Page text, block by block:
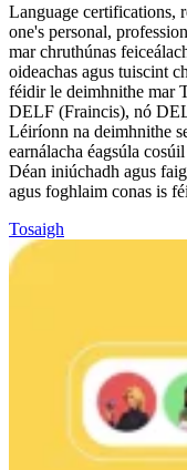
Language certifications,
one's personal,
mar chruthúnas
oideachas agus tuiscint
féidir le deimhnithe mar
DELF (Fraincis), nó
Léiríonn na deimhnithe
earnálacha éagsúla
Déan iniúchadh agus
agus foghlaim conas is
Tosaigh